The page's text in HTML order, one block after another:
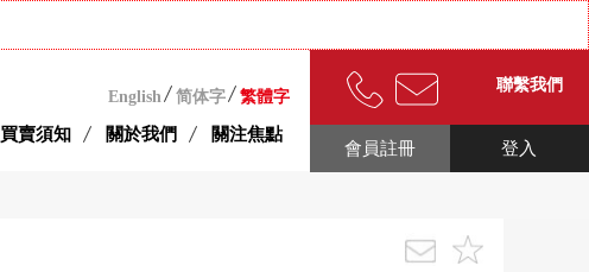
English 简体字 繁體字
買賣須知 關於我們 關注焦點
聯繫我們
登入
會員註冊